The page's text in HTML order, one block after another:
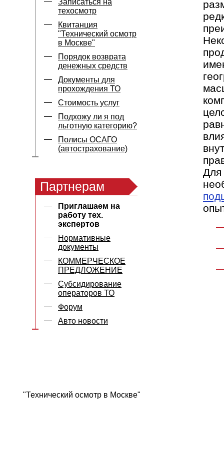
Записаться на
техосмотр
Квитанция
"Технический осмотр
в Москве"
Порядок возврата
денежных средств
Документы для
прохождения ТО
Стоимость услуг
Подхожу ли я под
льготную категорию?
Полисы ОСАГО
(автострахование)
Партнерам
Приглашаем на
работу тех.
экспертов
Нормативные
документы
КОММЕРЧЕСКОЕ
ПРЕДЛОЖЕНИЕ
Субсидирование
операторов ТО
Форум
Авто новости
Для
"Технический осмотр в Москве"